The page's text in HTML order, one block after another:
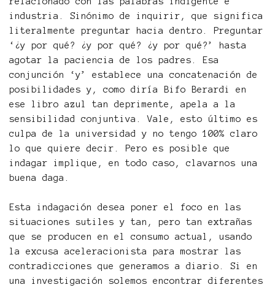
industria. Sinónimo de inquirir, que significa
literalmente preguntar hacia dentro. Preguntar
‘¿y por qué? ¿y por qué? ¿y por qué?’ hasta
agotar la paciencia de los padres. Esa
conjunción ‘y’ establece una concatenación de
posibilidades y, como diría Bifo Berardi en
ese libro azul tan deprimente, apela a la
sensibilidad conjuntiva. Vale, esto último es
culpa de la universidad y no tengo 100% claro
lo que quiere decir. Pero es posible que
indagar implique, en todo caso, clavarnos una
buena daga.
Esta indagación desea poner el foco en las
situaciones sutiles y tan, pero tan extrañas
que se producen en el consumo actual, usando
la excusa aceleracionista para mostrar las
contradicciones que generamos a diario. Si en
una investigación solemos encontrar diferentes